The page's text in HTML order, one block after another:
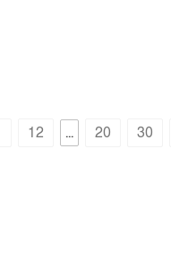
12 ... 20 30